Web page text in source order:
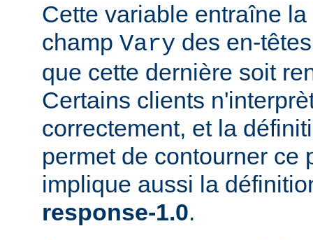
Cette variable entraîne
champ Vary des en-
que cette dernière soit
Certains clients
correctement, et la
permet de contourner ce
implique aussi la
response-1.0.